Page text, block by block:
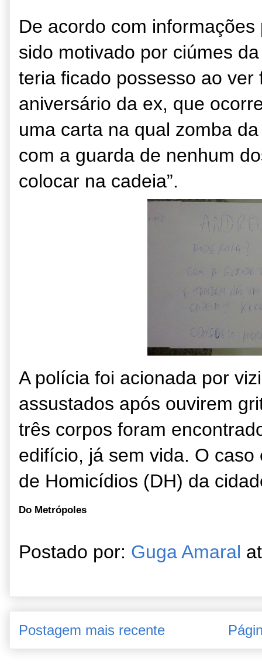
De acordo com
sido motivado por ciúmes
teria ficado possesso ao
aniversário da ex, que
uma carta na qual zomba
com a guarda de nenhum
colocar na cadeia”.
A polícia foi acionada por
assustados após ouvirem
três corpos foram
edifício, já sem vida. O
de Homicídios (DH) da
Do Metrópoles
Postado por: Guga Amaral
Postagem mais recente